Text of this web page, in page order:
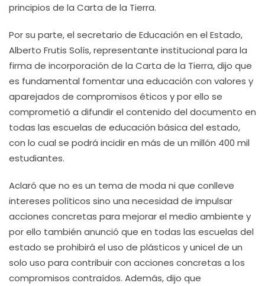
principios de la Carta de la Tierra.
Por su parte, el secretario de Educación en el Estado,
Alberto Frutis Solís, representante institucional para la
firma de incorporación de la Carta de la Tierra, dijo que
es fundamental fomentar una educación con valores y
aparejados de compromisos éticos y por ello se
comprometió a difundir el contenido del documento en
todas las escuelas de educación básica del estado,
con lo cual se podrá incidir en más de un millón 400 mil
estudiantes.
Aclaró que no es un tema de moda ni que conlleve
intereses políticos sino una necesidad de impulsar
acciones concretas para mejorar el medio ambiente y
por ello también anunció que en todas las escuelas del
estado se prohibirá el uso de plásticos y unicel de un
solo uso para contribuir con acciones concretas a los
compromisos contraídos. Además, dijo que